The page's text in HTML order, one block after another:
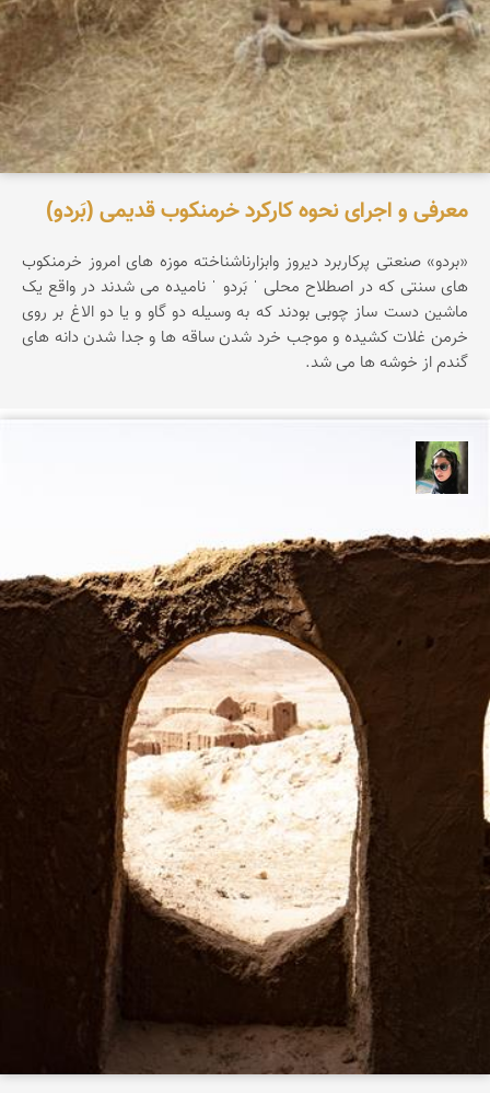
معرفی و اجرای نحوه کارکرد خرمنکوب قدیمی (بَردو)
«بردو» صنعتی پرکاربرد دیروز وابزارناشناخته موزه های امروز خرمنکوب
های سنتی که در اصطلاح محلی ˈ بَردو ˈ نامیده می شدند در واقع یک
ماشین دست ساز چوبی بودند که به وسیله دو گاو و یا دو الاغ بر روی
خرمن غلات کشیده و موجب خرد شدن ساقه ها و جدا شدن دانه های
گندم از خوشه ها می شد.